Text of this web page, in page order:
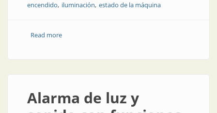
encendido iluminación estado de la máquina
Read moreabout Señalización que se integra en las máquinas
Alarma de luz y